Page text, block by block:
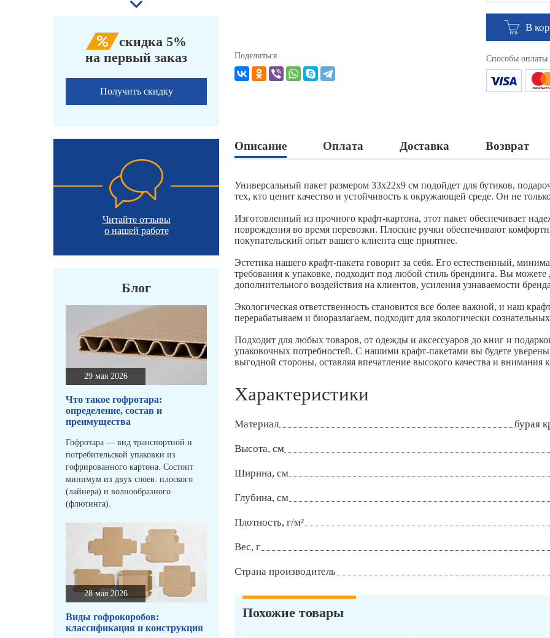
скидка 5%
на первый заказ
Получить скидку
Читайте отзывы
о нашей работе
Блог
29 мая 2026
Что такое гофротара:
определение, состав и
преимущества
Гофротара — вид транспортной и
потребительской упаковки из
гофрированного картона. Состоит
минимум из двух слоев: плоского
(лайнера) и волнообразного
(флютинга).
28 мая 2026
Виды гофрокоробов:
классификация и конструкция
В
Поделиться Способы оплаты
Описание Оплата Доставка Возврат
Универсальный пакет размером 33х22х9 см подойдет для бутиков,
тех, кто ценит качество и устойчивость к окружающей среде. Он не
Изготовленный из прочного крафт-картона, этот пакет обеспечивает
повреждения во время перевозки. Плоские ручки обеспечивают
покупательский опыт вашего клиента еще приятнее.
Эстетика нашего крафт-пакета говорит за себя. Его естественный,
требования к упаковке, подходит под любой стиль брендинга. Вы можете
дополнительного воздействия на клиентов, усиления узнаваемости
Экологическая ответственность становится все более важной, и наш
перерабатываем и биоразлагаем, подходит для экологически
Подходит для любых товаров, от одежды и аксессуаров до книг и
упаковочных потребностей. С нашими крафт-пакетами вы будете
выгодной стороны, оставляя впечатление высокого качества и внимания
Характеристики
Материал бурая
Высота, см
Ширина, см
Глубина, см
Плотность, г/м²
Вес, г
Страна производитель
Похожие товары